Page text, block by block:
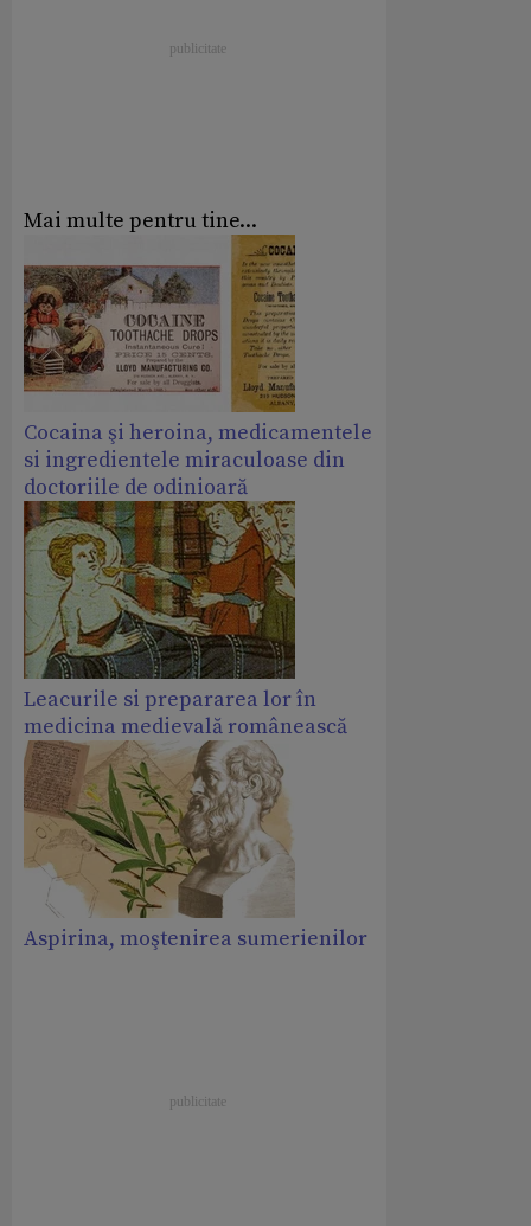
Mai multe pentru tine...
Cocaina şi heroina, medicamentele
si ingredientele miraculoase din
doctoriile de odinioară
Leacurile si prepararea lor în
medicina medievală românească
Aspirina, moştenirea sumerienilor